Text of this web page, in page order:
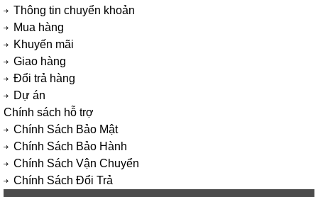
Thông tin chuyển khoản
Mua hàng
Khuyến mãi
Giao hàng
Đổi trả hàng
Dự án
Chính sách hỗ trợ
Chính Sách Bảo Mật
Chính Sách Bảo Hành
Chính Sách Vận Chuyển
Chính Sách Đổi Trả